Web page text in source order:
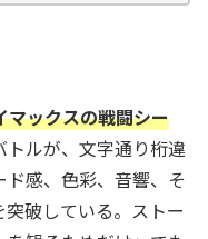
マックスの戦闘シー
トルが、文字通り桁違
感、色彩、音響、そ
破している。ストー